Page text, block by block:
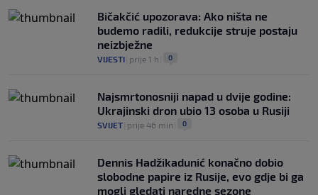
Bičakčić upozorava: Ako ništa ne
budemo radili, redukcije struje postaju
neizbježne
VIJESTI prije 1 h 0
Najsmrtonosniji napad u dvije godine:
Ukrajinski dron ubio 13 osoba u Rusiji
SVIJET prije 46 min 0
Dennis Hadžikadunić konačno dobio
slobodne papire iz Rusije, evo gdje bi ga
mogli gledati naredne sezone